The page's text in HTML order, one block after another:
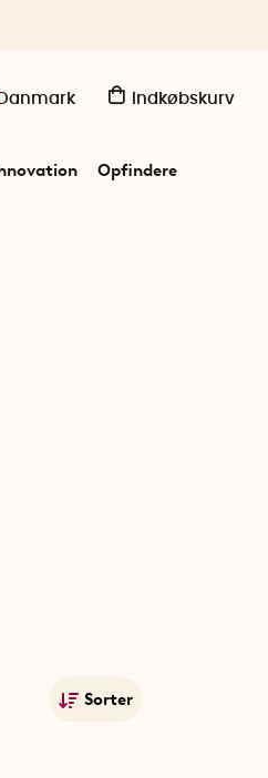
Danmark Indkøbskurv
Opfindere
Sorter